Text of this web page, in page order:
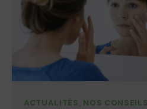
ACTUALITÉS, NOS CONSEILS